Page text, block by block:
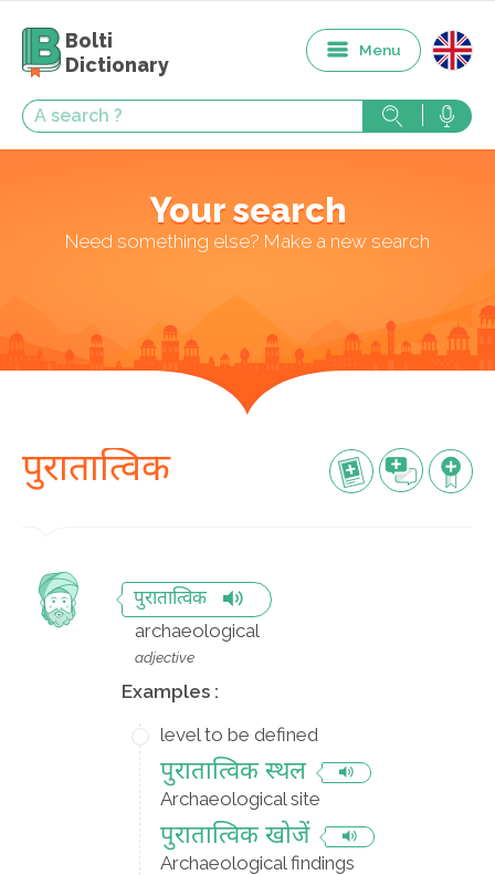
Bolti
Dictionary
Menu
Your search
Need something else? Make a new search
पुरातात्विक
पुरातात्विक
archaeological
adjective
Examples :
level to be defined
पुरातात्विक स्थल
Archaeological site
पुरातात्विक खोजें
Archaeological findings